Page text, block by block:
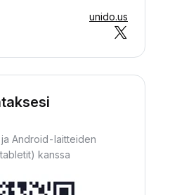
unido.us
Android-laitteiden
kanssa